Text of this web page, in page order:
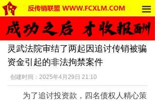
끀
首页
法律法规
反传销动态
受害者讲述
反传销杂谈
灵武法院审结了两起因追讨传销被骗
资金引起的非法拘禁案件
创建时间： 2025年4月29日 21:10
为了追讨投资款，四名债权人精心策